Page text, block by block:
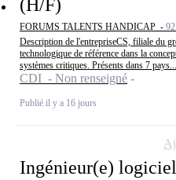
(H/F)
FORUMS TALENTS HANDICAP -
Description de l'entrepriseCS, filiale du
technologique de référence dans la
systèmes critiques. Présents dans 7 pays...
CDI - Non renseigné
Publié il y a 16 jours
Ingénieur(e)